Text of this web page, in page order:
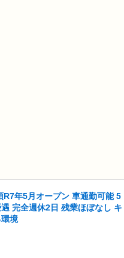
R7年5月オープン 車通勤可能 5
完全週休2日 残業ほぼなし キ
境